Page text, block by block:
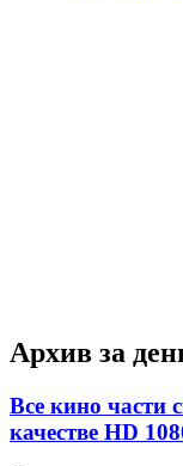
Архив за
Все кино части
качестве HD